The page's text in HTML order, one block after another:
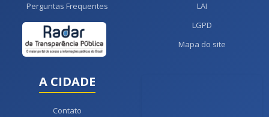
Perguntas Frequentes
LAI
LGPD
Mapa do site
A CIDADE
Contato